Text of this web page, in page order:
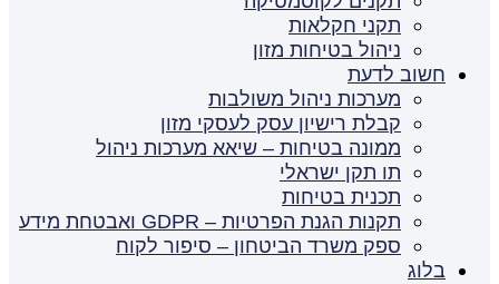
תקני חקלאות
ניהול בטיחות מזון
חשוב לדעת
מערכות ניהול משולבות
קבלת רישיון עסק לעסקי מזון
ממונה בטיחות – שיאא מערכות ניהול
תו תקן ישראלי
תכנית בטיחות
תקנות הגנת הפרטיות – GDPR ואבטחת מידע
ספק משרד הביטחון – סיפור לקוח
בלוג